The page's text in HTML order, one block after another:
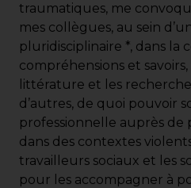
traumatiques, me
mes collègues, au sein
pluridisciplinaire *, dans la
compréhensions et
littérature et les
d’autres, de quoi pouvoir
professionnelle auprès de
dans des contextes
travailleurs sociaux et les
pour les accompagner à